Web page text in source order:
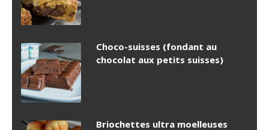
Choco-suisses (fondant au
chocolat aux petits suisses)
Briochettes ultra moelleuses